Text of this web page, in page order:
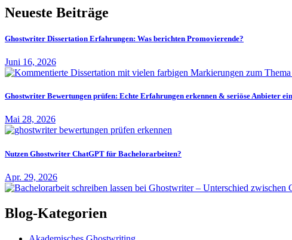
Neueste Beiträge
Ghostwriter Dissertation Erfahrungen: Was berichten Promovierende?
Juni 16, 2026
Ghostwriter Bewertungen prüfen: Echte Erfahrungen erkennen & seriöse Anbieter
Mai 28, 2026
Nutzen Ghostwriter ChatGPT für Bachelorarbeiten?
Apr. 29, 2026
Blog-Kategorien